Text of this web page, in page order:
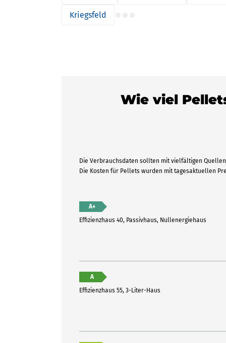
Kriegsfeld
Wie viel
Die Verbrauchsdaten sollten mit vielfältigen
Die Kosten für Pellets wurden mit tagesaktuellen
A+
Effizienzhaus 40, Passivhaus, Nullenergiehaus
A
Effizienzhaus 55, 3-Liter-Haus